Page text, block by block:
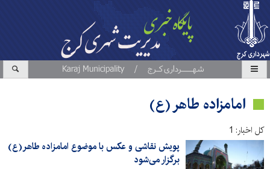
امامزاده طاهر (ع)
کل اخبار: 1
پویش نقاشی و عکس با موضوع امامزاده طاهر(ع)
برگزار می‌شود